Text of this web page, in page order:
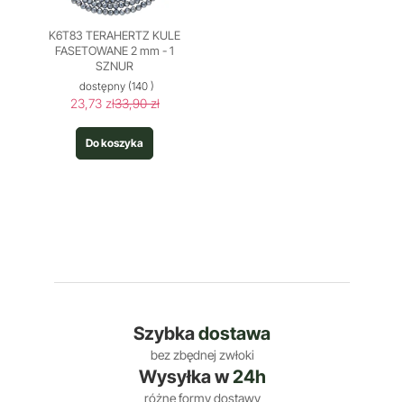
K6T83 TERAHERTZ KULE
FASETOWANE 2 mm - 1
SZNUR
dostępny (140 )
23,73 zł33,90 zł
Do koszyka
Szybkadostawa
bez zbędnej zwłoki
Wysyłka w24h
różne formy dostawy